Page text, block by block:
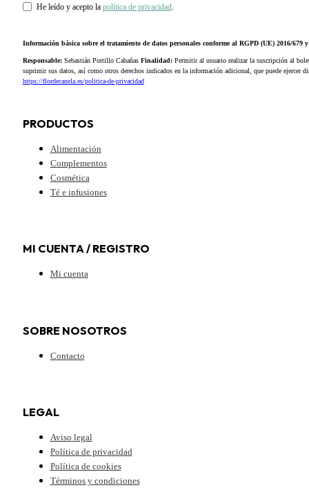
He leído y acepto la política de privacidad.
Información básica sobre el tratamiento de datos personales conforme al RGPD (UE) 2016/679
Responsable:Sebastián Portillo Cabañas Finalidad:Permitir al usuario realizar la suscripción al
suprimir sus datos, así como otros derechos indicados en la información adicional, que puede
https://flordecanela.es/politica-de-privacidad
PRODUCTOS
Alimentación
Complementos
Cosmética
Té e infusiones
MI CUENTA / REGISTRO
Mi cuenta
SOBRE NOSOTROS
Contacto
LEGAL
Aviso legal
Política de privacidad
Política de cookies
Términos y condiciones